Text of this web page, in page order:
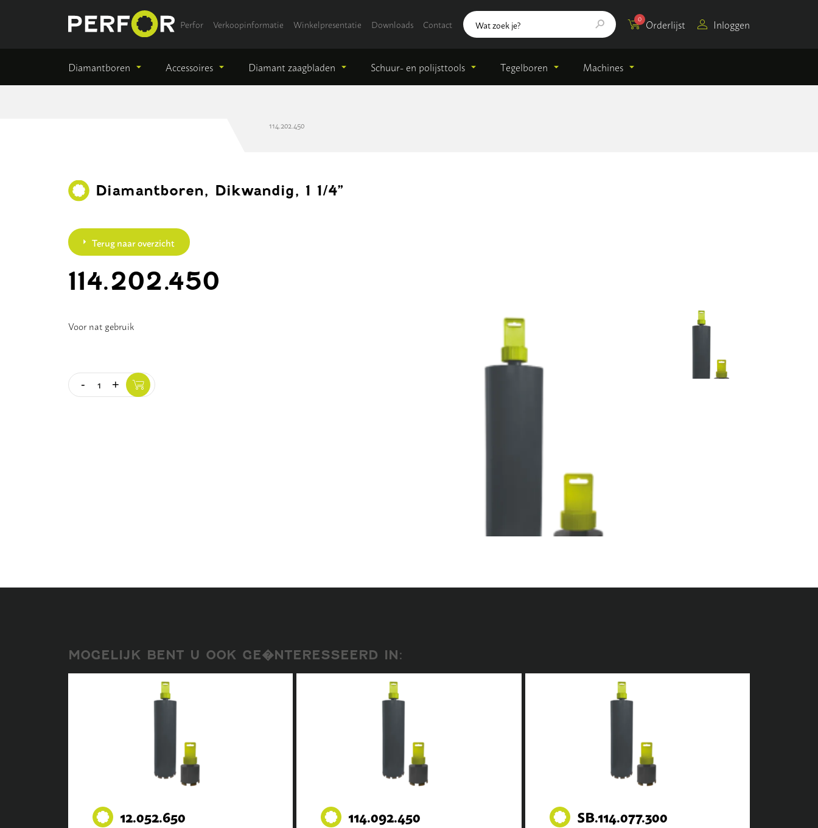
Perfor Verkoopinformatie Winkelpresentatie Downloads Contact Orderlijst
0 Inloggen
Diamantboren Accessoires Diamant zaagbladen Schuur- en polijsttools Tegelboren Machines
114.202.450
Diamantboren, Dikwandig, 1 1/4”
Terug naar overzicht
114.202.450
Voor nat gebruik
Quantity
- +
MOGELIJK BENT U OOK GE�NTERESSEERD IN:
12.052.650 114.092.450 SB.114.077.300